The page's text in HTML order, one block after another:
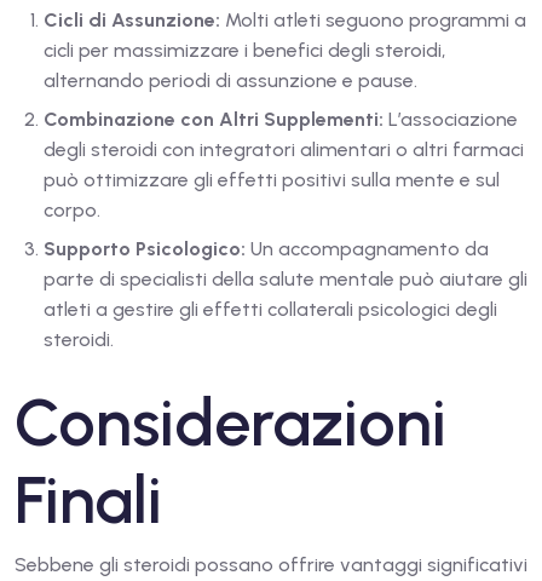
Cicli di Assunzione: Molti atleti seguono programmi a
cicli per massimizzare i benefici degli steroidi,
alternando periodi di assunzione e pause.
Combinazione con Altri Supplementi: L’associazione
degli steroidi con integratori alimentari o altri farmaci
può ottimizzare gli effetti positivi sulla mente e sul
corpo.
Supporto Psicologico: Un accompagnamento da
parte di specialisti della salute mentale può aiutare gli
atleti a gestire gli effetti collaterali psicologici degli
steroidi.
Considerazioni
Finali
Sebbene gli steroidi possano offrire vantaggi significativi